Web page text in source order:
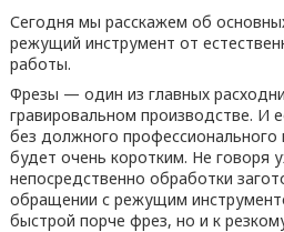
Сегодня мы расскажем об
режущий инструмент от
работы.
Фрезы — один из главных
гравировальном производстве. И
без должного
будет очень коротким. Не говоря
непосредственно обработки
обращении с режущим
быстрой порче фрез, но и к